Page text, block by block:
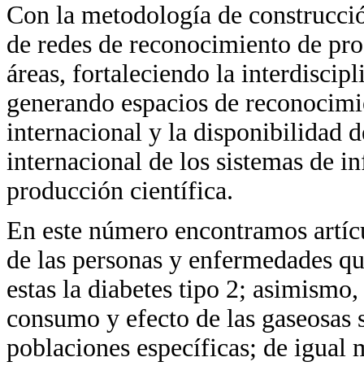
Con la metodología de
de redes de reconocimiento de
áreas, fortaleciendo la
generando espacios de
internacional y la disponibilidad
internacional de los sistemas de
producción científica.
En este número encontramos
de las personas y enfermedades
estas la diabetes tipo 2;
consumo y efecto de las
poblaciones específicas; de igual